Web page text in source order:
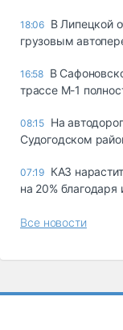
18:06 В Липецкой
грузовым
16:58 В
трассе М-1
08:15 На
Судогодском
07:19 КАЗ
на 20%
Все новости